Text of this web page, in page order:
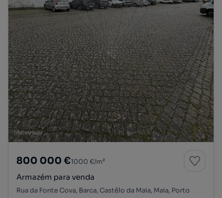
800 000 €1000 €/m²
Armazém para venda
Rua da Fonte Cova, Barca, Castêlo da Maia, Maia, Porto